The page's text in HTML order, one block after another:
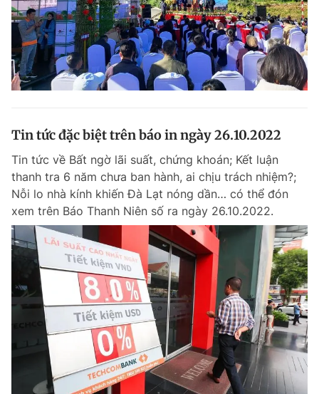
Hotline
0906 645 777
Liên hệ quảng cáo
0908 780 404
Đặt báo Quảng cáo RSS Tòa soạn Chính sách bảo
Tổng biên tập: Nguyễn Ngọc Toàn
Tổng thư ký tòa soạn: Đức Trung
Giấy phép xuất bản số 110/GP - BTTTT cấp ngày 24.3.2020
© 2003-2026 Bản quyền thuộc về Báo Thanh Niên. Cấm sao chép
dưới mọi hình thức nếu không có sự chấp thuận bằng văn bản.
Phát triển bởi ePi Technologies, JSC.
Tin tức đặc biệt trên báo in ngày 26.10.2022
Tin tức về Bất ngờ lãi suất, chứng khoán; Kết luận
thanh tra 6 năm chưa ban hành, ai chịu trách nhiệm?;
Nỗi lo nhà kính khiến Đà Lạt nóng dần… có thể đón
xem trên Báo Thanh Niên số ra ngày 26.10.2022.